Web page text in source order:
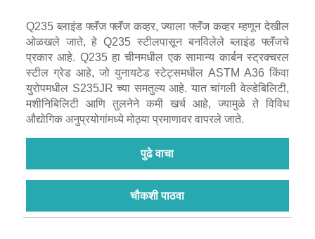
Q235 ब्लाइंड फ्लॅंज फ्लॅंज कव्हर, ज्याला फ्लॅंज कव्हर म्हणून देखील
ओळखले जाते, हे Q235 स्टीलपासून बनविलेले ब्लाइंड फ्लॅंजचे
प्रकार आहे. Q235 हा चीनमधील एक सामान्य कार्बन स्ट्रक्चरल
स्टील ग्रेड आहे, जो युनायटेड स्टेट्समधील ASTM A36 किंवा
युरोपमधील S235JR च्या समतुल्य आहे. यात चांगली वेल्डेबिलिटी,
मशीनिबिलिटी आणि तुलनेने कमी खर्च आहे, ज्यामुळे ते विविध
औद्योगिक अनुप्रयोगांमध्ये मोठ्या प्रमाणावर वापरले जाते.
पुढे वाचा
चौकशी पाठवा